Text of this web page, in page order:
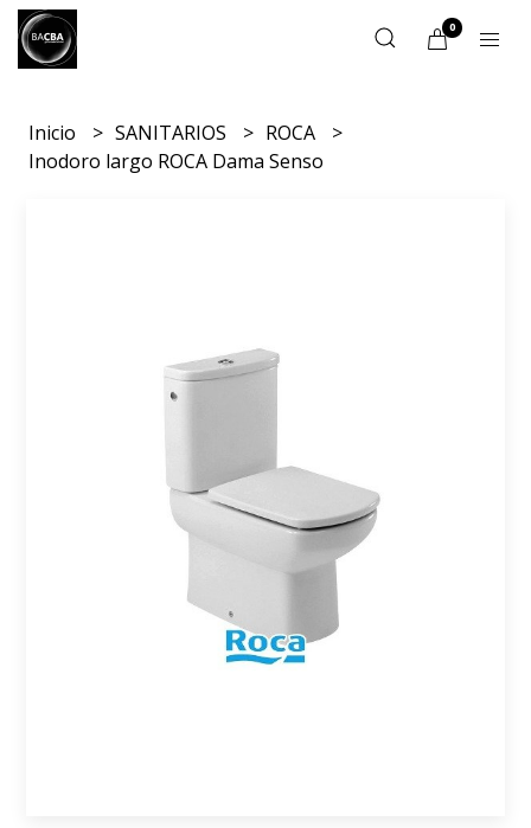
0
Inicio SANITARIOS
ROCA
Inodoro largo ROCA Dama Senso